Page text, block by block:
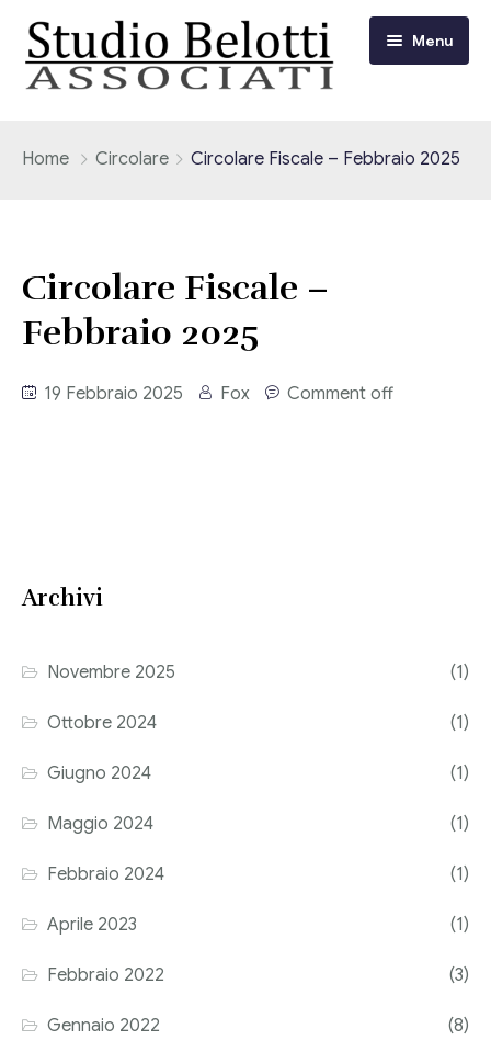
Menu
Contabilità
Circolari
Circolari Flash
Eventi
Corsi FAD
Video/Tv
Press
Contatti
Home Circolare Circolare Fiscale – Febbraio 2025
Circolare Fiscale –
Febbraio 2025
19 Febbraio 2025 Fox Comment off
Archivi
Novembre 2025 (1)
Ottobre 2024 (1)
Giugno 2024 (1)
Maggio 2024 (1)
Febbraio 2024 (1)
Aprile 2023 (1)
Febbraio 2022 (3)
Gennaio 2022 (8)